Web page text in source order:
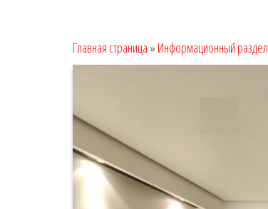
Главная страница » Информационный раздел